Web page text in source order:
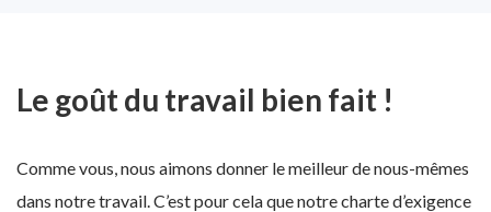
Le goût du travail bien fait !
Comme vous, nous aimons donner le meilleur de nous-mêmes
dans notre travail. C’est pour cela que notre charte d’exigence